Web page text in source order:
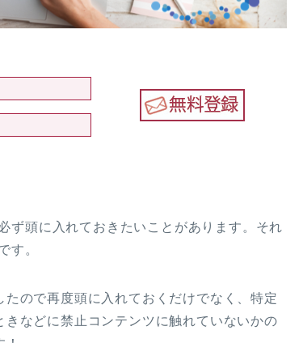
ず頭に入れておきたいことがあります。それ
す。
ので再度頭に入れておくだけでなく、特定
などに禁止コンテンツに触れていないかの